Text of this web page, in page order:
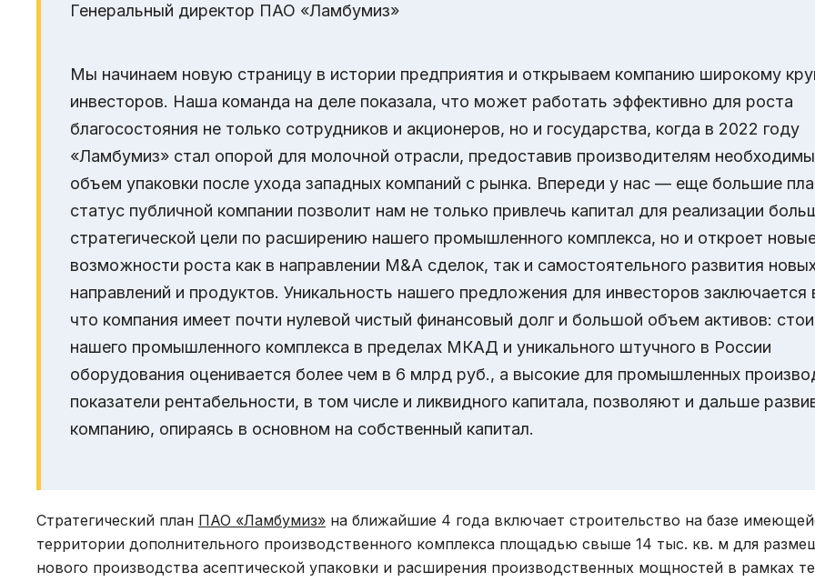
Генеральный директор ПАО «Ламбумиз»
Мы начинаем новую страницу в истории предприятия и открываем компанию широкому
инвесторов. Наша команда на деле показала, что может работать эффективно для роста
благосостояния не только сотрудников и акционеров, но и государства, когда в 2022 году
«Ламбумиз» стал опорой для молочной отрасли, предоставив производителям
объем упаковки после ухода западных компаний с рынка. Впереди у нас — еще большие
статус публичной компании позволит нам не только привлечь капитал для реализации
стратегической цели по расширению нашего промышленного комплекса, но и откроет
возможности роста как в направлении M&A сделок, так и самостоятельного развития
направлений и продуктов. Уникальность нашего предложения для инвесторов заключается
что компания имеет почти нулевой чистый финансовый долг и большой объем активов:
нашего промышленного комплекса в пределах МКАД и уникального штучного в России
оборудования оценивается более чем в 6 млрд руб., а высокие для промышленных
показатели рентабельности, в том числе и ликвидного капитала, позволяют и дальше
компанию, опираясь в основном на собственный капитал.
Стратегический план ПАО «Ламбумиз» на ближайшие 4 года включает строительство на базе
территории дополнительного производственного комплекса площадью свыше 14 тыс. кв. м для
нового производства асептической упаковки и расширения производственных мощностей в рамках